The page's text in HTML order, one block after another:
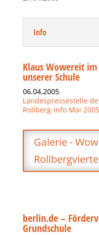
Info
Klaus Wowereit
unserer Schule
06.04.2005
Landespressestelle
Rollberg-Info Mai 2005
Galerie -
berlin.de –
Grundschule